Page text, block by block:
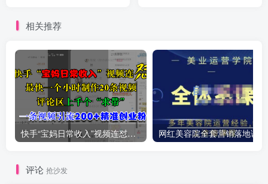
相关推荐
快手“宝妈日常收入”视频连怼，最快一个小时制作20条视频，评论区上千个“求带”，一条视频引流200+精准创业粉
评论 抢沙发